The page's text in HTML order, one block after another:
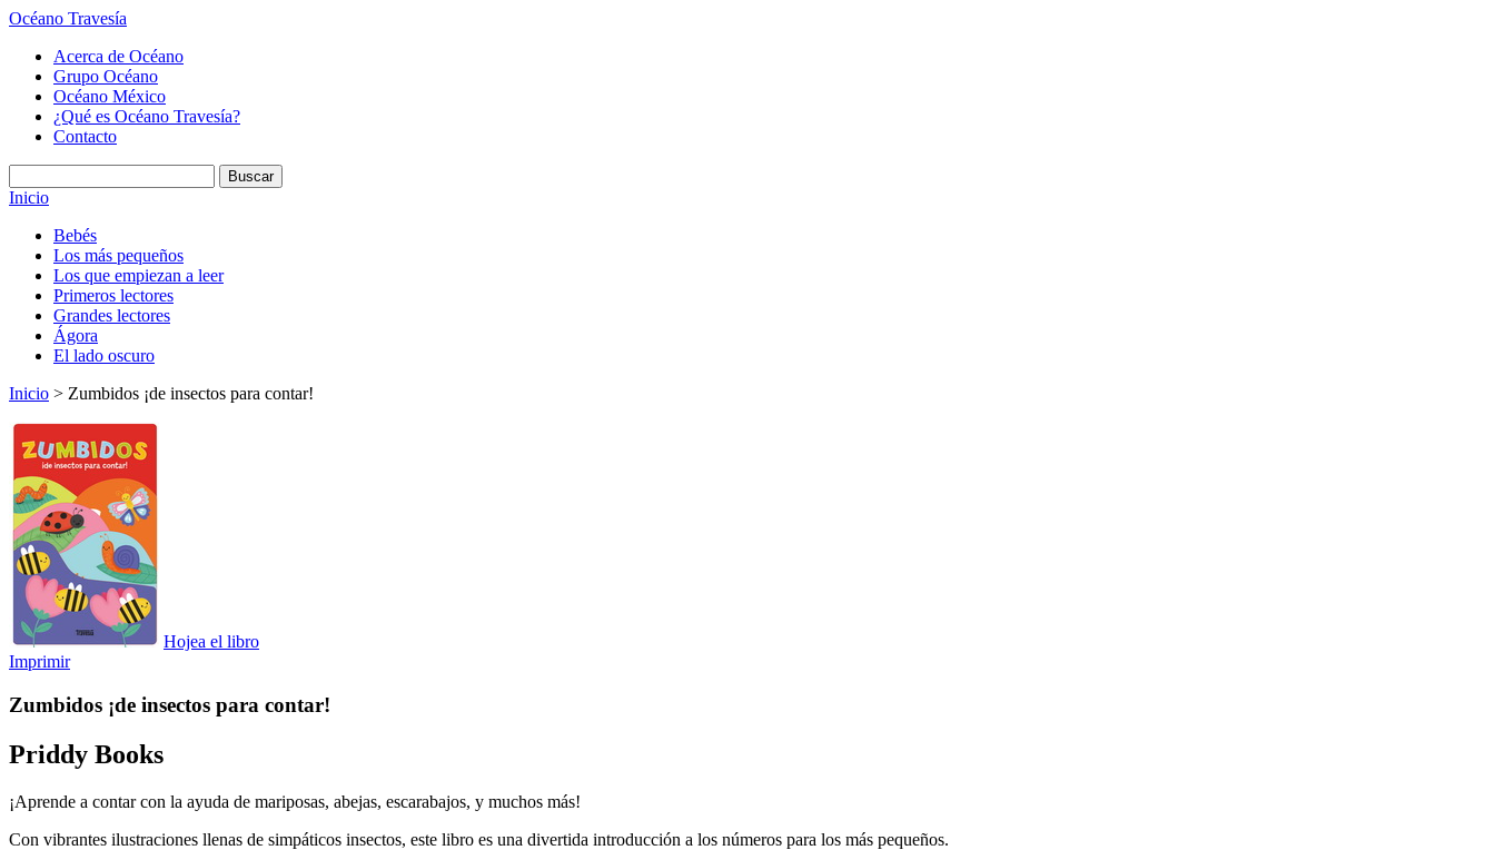
Océano Travesía
Acerca de Océano
Grupo Océano
Océano México
¿Qué es Océano Travesía?
Contacto
Inicio
Bebés
Los más pequeños
Los que empiezan a leer
Primeros lectores
Grandes lectores
Ágora
El lado oscuro
Inicio > Zumbidos ¡de insectos para contar!
Hojea el libro
Imprimir
Zumbidos ¡de insectos para contar!
Priddy Books
¡Aprende a contar con la ayuda de mariposas, abejas, escarabajos, y muchos más!
Con vibrantes ilustraciones llenas de simpáticos insectos, este libro es una divertida introducción a los números para los más pequeños.